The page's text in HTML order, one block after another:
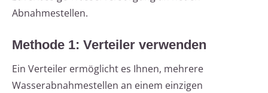
Abnahmestellen.
Methode 1: Verteiler verwenden
Ein Verteiler ermöglicht es Ihnen, mehrere
Wasserabnahmestellen an einem einzigen